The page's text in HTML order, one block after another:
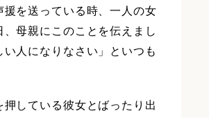
を送っている時、一人の女
母親にこのことを伝えまし
人になりなさい」といつも
している彼女とばったり出